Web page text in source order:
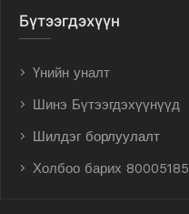
Бүтээгдэхүүн
Үнийн уналт
Шинэ Бүтээгдэхүүнүүд
Шилдэг борлуулалт
Холбоо барих 80005185